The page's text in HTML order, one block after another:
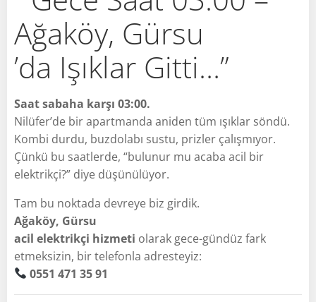
Ağaköy, Gürsu
’da Işıklar Gitti…”
Saat sabaha karşı 03:00.
Nilüfer’de bir apartmanda aniden tüm ışıklar söndü.
Kombi durdu, buzdolabı sustu, prizler çalışmıyor.
Çünkü bu saatlerde, “bulunur mu acaba acil bir
elektrikçi?” diye düşünülüyor.
Tam bu noktada devreye biz girdik.
Ağaköy, Gürsu
acil elektrikçi hizmeti olarak gece-gündüz fark
etmeksizin, bir telefonla adresteyiz:
0551 471 35 91